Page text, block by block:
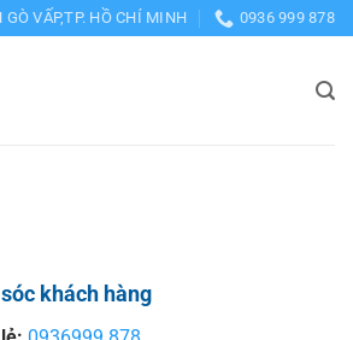
VẤP,TP. HỒ CHÍ MINH 0936 999 878
khách hàng